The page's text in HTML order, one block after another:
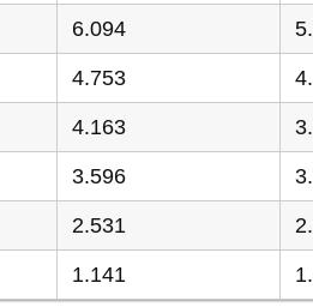
6.094
4.753
4.163
3.596
2.531
1.141